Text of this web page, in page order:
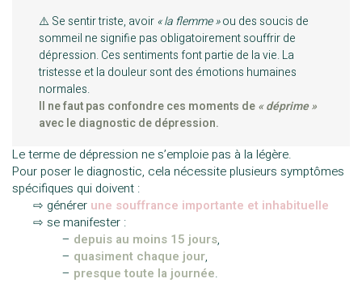
⚠️ Se sentir triste, avoir« la flemme »ou des soucis de
sommeil ne signifie pas obligatoirement souffrir de
dépression. Ces sentiments font partie de la vie. La
tristesse et la douleur sont des émotions humaines
normales.
Il ne faut pas confondre ces moments de« déprime »
avec le diagnostic de dépression.
Le terme de dépression ne s’emploie pas à la légère.
Pour poser le diagnostic, cela nécessite plusieurs symptômes
spécifiques qui doivent :
⇨ générer une souffrance importante et inhabituelle
⇨ se manifester :
– depuis au moins 15 jours,
– quasiment chaque jour,
– presque toute la journée.